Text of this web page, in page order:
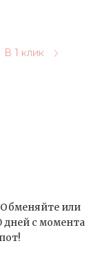
В 1 клик
или
дней с момента